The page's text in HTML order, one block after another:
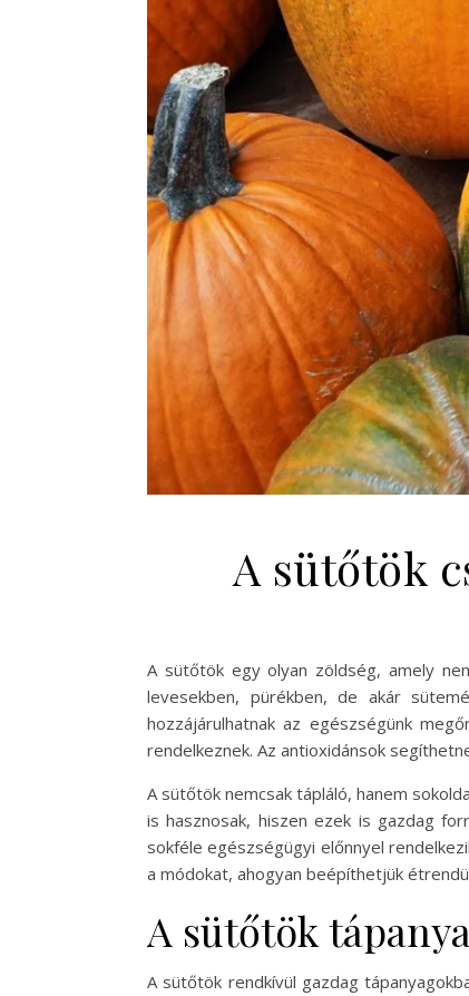
A sütőtök
A sütőtök egy olyan zöldség, amely
levesekben, pürékben, de akár
hozzájárulhatnak az egészségünk
rendelkeznek. Az antioxidánsok
A sütőtök nemcsak tápláló, hanem
is hasznosak, hiszen ezek is gazdag
sokféle egészségügyi előnnyel
a módokat, ahogyan beépíthetjük
A sütőtök
A sütőtök rendkívül gazdag